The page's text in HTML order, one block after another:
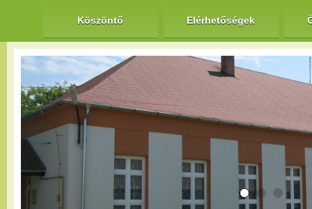
Köszöntő Elérhetőségek